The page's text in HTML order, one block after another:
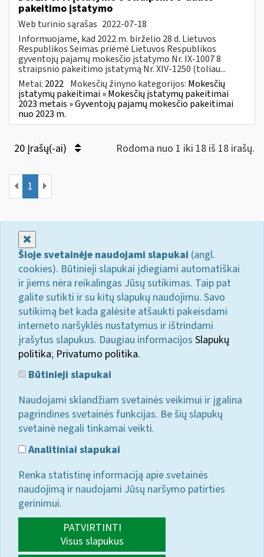
pakeitimo įstatymo
Web turinio sąrašas 2022-07-18
Informuojame, kad 2022 m. birželio 28 d. Lietuvos
Respublikos Seimas priėmė Lietuvos Respublikos
gyventojų pajamų mokesčio įstatymo Nr. IX-1007 8
straipsnio pakeitimo įstatymą Nr. XIV-1250 (toliau...
Metai: 2022 Mokesčių žinyno kategorijos: Mokesčių
įstatymų pakeitimai » Mokesčių įstatymų pakeitimai
2023 metais » Gyventojų pajamų mokesčio pakeitimai
nuo 2023 m.
20 Įrašų(-ai) Rodoma nuo 1 iki 18 iš 18 irašų.
1
Šioje svetainėje naudojami slapukai (angl.
cookies). Būtinieji slapukai įdiegiami automatiškai
ir jiems nėra reikalingas Jūsų sutikimas. Taip pat
galite sutikti ir su kitų slapukų naudojimu. Savo
sutikimą bet kada galėsite atšaukti pakeisdami
interneto naršyklės nustatymus ir ištrindami
įrašytus slapukus. Daugiau informacijos Slapukų
politika; Privatumo politika.
Būtinieji slapukai
Naudojami sklandžiam svetainės veikimui ir įgalina
pagrindines svetainės funkcijas. Be šių slapukų
svetainė negali tinkamai veikti.
Analitiniai slapukai
Renka statistinę informaciją apie svetainės
naudojimą ir naudojami Jūsų naršymo patirties
gerinimui.
PATVIRTINTI
Visus slapukus